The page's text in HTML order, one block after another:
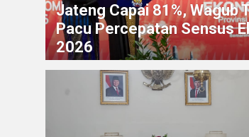
Jateng Capai 81%, Wagub
Pacu Percepatan Sensus
2026